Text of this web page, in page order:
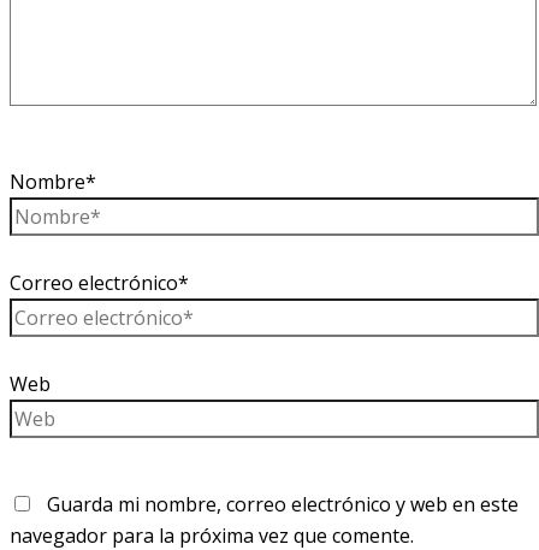
Nombre*
Correo electrónico*
Web
Guarda mi nombre, correo electrónico y web en este
navegador para la próxima vez que comente.